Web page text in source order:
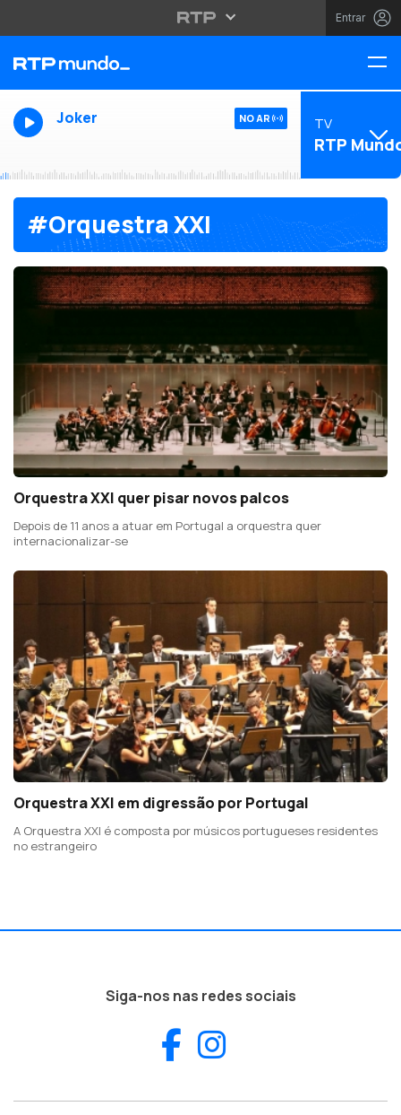
Entrar
Joker NO AR TV
RTP
#Orquestra XXI
Orquestra XXI quer pisar novos palcos
Depois de 11 anos a atuar em Portugal a orquestra quer
internacionalizar-se
Orquestra XXI em digressão por Portugal
A Orquestra XXI é composta por músicos portugueses residentes
no estrangeiro
Siga-nos nas redes sociais
Facebook